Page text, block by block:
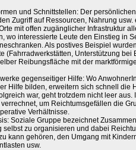
und Schnittstellen: Der
Zugriff auf Ressourcen, Nahrung
mit offen zugänglicher Infrastruktur
wo interessierte Leute den Einstieg in
Als postives Beispiel
(Fahrradwerkstätten, Unterstützung
Reibungsfläche mit der
gegenseitiger Hilfe: Wo
Hilfe bilden, erweitern sich schnell
war, geht trotzdem nicht leer
um Reichtumsgefällen die
Verhältnisse.
Soziale Gruppe bezeichnet
selbst zu organisieren und dabei
kann gehören, den Umgang mit
usw.